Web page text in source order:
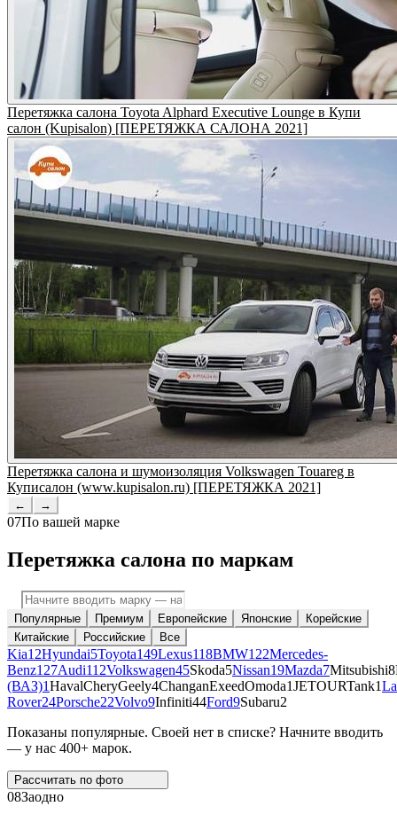
Перетяжка салона Toyota Alphard Executive Lounge в Купи
салон (Kupisalon) [ПЕРЕТЯЖКА САЛОНА 2021]
Перетяжка салона и шумоизоляция Volkswagen Touareg в
Куписалон (www.kupisalon.ru) [ПЕРЕТЯЖКА 2021]
← →
07По вашей марке
Перетяжка салона по маркам
Популярные Премиум Европейские Японские
Корейские
Китайские
Российские Все
Kia12Hyundai5Toyota149Lexus118BMW122Mercedes-
Benz127Audi112Volkswagen45Skoda5Nissan19Mazda7Mitsubishi8
(ВАЗ)1HavalCheryGeely4ChanganExeedOmoda1JETOURTank1
Rover24Porsche22Volvo9Infiniti44Ford9Subaru2
Показаны популярные. Своей нет в списке? Начните вводить
— у нас 400+ марок.
Рассчитать по фото
08Заодно